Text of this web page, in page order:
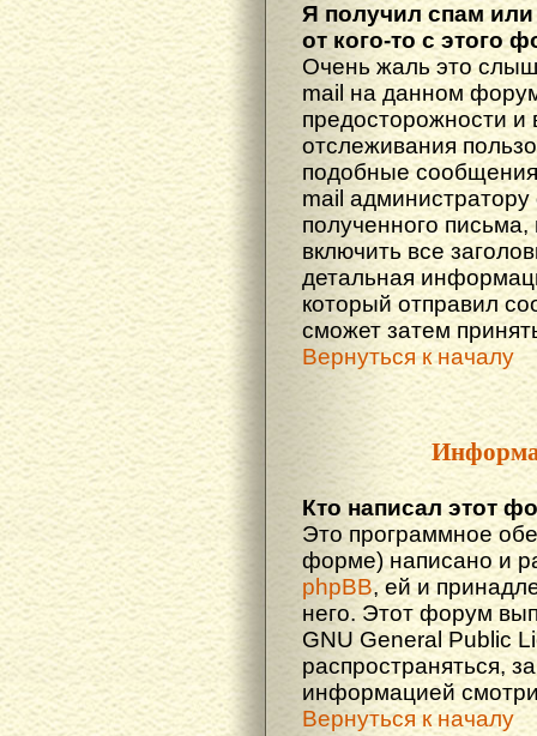
Я получил спам
от кого-то с этого
Очень жаль это
mail на данном
предосторожности и
отслеживания
подобные
mail
полученного
включить все
детальная
который отправил
сможет затем
Вернуться к началу
Кто написал этот
Это программное
форме) написано и
phpBB, ей и
него. Этот форум
GNU General Public
распространяться,
информацией
Вернуться к началу